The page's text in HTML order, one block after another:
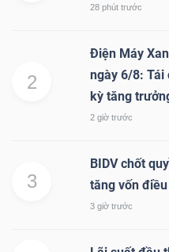
28 phút trước
2
Điện Máy
ngày 6/8: Tái
kỳ tăng
2 giờ trước
3
BIDV chốt
tăng vốn
3 giờ trước